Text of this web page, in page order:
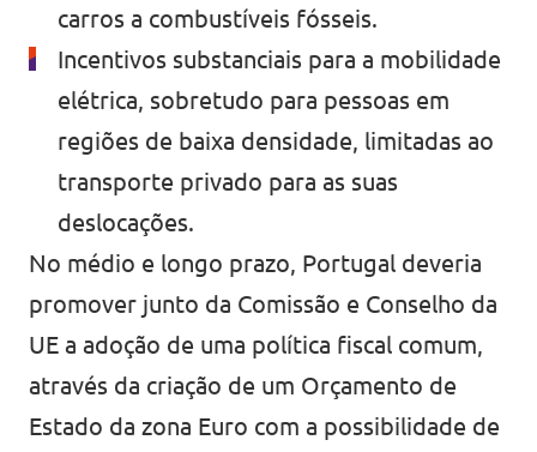
carros a combustíveis fósseis.
Incentivos substanciais para a mobilidade
elétrica, sobretudo para pessoas em
regiões de baixa densidade, limitadas ao
transporte privado para as suas
deslocações.
No médio e longo prazo, Portugal deveria
promover junto da Comissão e Conselho da
UE a adoção de uma política fiscal comum,
através da criação de um Orçamento de
Estado da zona Euro com a possibilidade de